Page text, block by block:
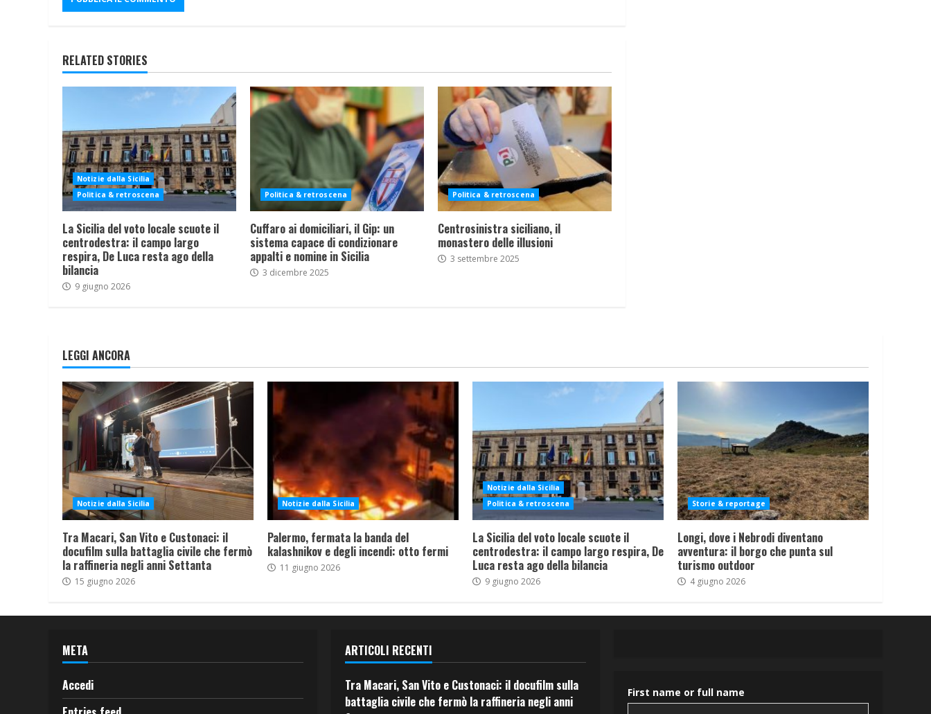
RELATED STORIES
Notizie dalla Sicilia
Politica & retroscena
La Sicilia del voto locale scuote il
centrodestra: il campo largo
respira, De Luca resta ago della
bilancia
9 giugno 2026
Politica & retroscena
Cuffaro ai domiciliari, il Gip: un
sistema capace di condizionare
appalti e nomine in Sicilia
3 dicembre 2025
Politica & retroscena
Centrosinistra siciliano, il
monastero delle illusioni
3 settembre 2025
LEGGI ANCORA
Notizie dalla Sicilia
Tra Macari, San Vito e Custonaci: il
docufilm sulla battaglia civile che fermò
la raffineria negli anni Settanta
15 giugno 2026
Notizie dalla Sicilia
Palermo, fermata la banda del
kalashnikov e degli incendi: otto fermi
11 giugno 2026
Notizie dalla Sicilia
Politica & retroscena
La Sicilia del voto locale scuote il
centrodestra: il campo largo respira, De
Luca resta ago della bilancia
9 giugno 2026
Storie & reportage
Longi, dove i Nebrodi diventano
avventura: il borgo che punta sul
turismo outdoor
4 giugno 2026
META
Accedi
ARTICOLI RECENTI
Tra Macari, San Vito e Custonaci: il docufilm sulla
battaglia civile che fermò la raffineria negli anni
First name or full name